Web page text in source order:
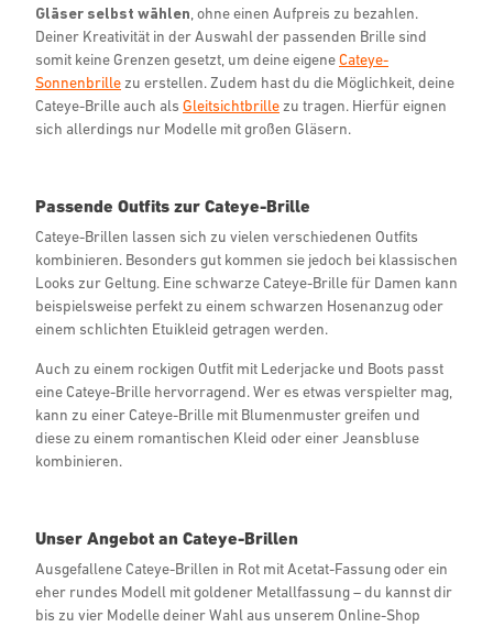
Gläser selbst wählen , ohne einen Aufpreis zu bezahlen.
Deiner Kreativität in der Auswahl der passenden Brille sind
somit keine Grenzen gesetzt, um deine eigeneCateye-
Sonnenbrille zu erstellen. Zudem hast du die Möglichkeit, deine
Cateye-Brille auch als Gleitsichtbrille zu tragen. Hierfür eignen
sich allerdings nur Modelle mit großen Gläsern.
Passende Outfits zur Cateye-Brille
Cateye-Brillen lassen sich zu vielen verschiedenen Outfits
kombinieren. Besonders gut kommen sie jedoch bei klassischen
Looks zur Geltung. Eine schwarze Cateye-Brille für Damen kann
beispielsweise perfekt zu einem schwarzen Hosenanzug oder
einem schlichten Etuikleid getragen werden.
Auch zu einem rockigen Outfit mit Lederjacke und Boots passt
eine Cateye-Brille hervorragend. Wer es etwas verspielter mag,
kann zu einer Cateye-Brille mit Blumenmuster greifen und
diese zu einem romantischen Kleid oder einer Jeansbluse
kombinieren.
Unser Angebot an Cateye-Brillen
Ausgefallene Cateye-Brillen in Rot mit Acetat-Fassung oder ein
eher rundes Modell mit goldener Metallfassung – du kannst dir
bis zu vier Modelle deiner Wahl aus unserem Online-Shop